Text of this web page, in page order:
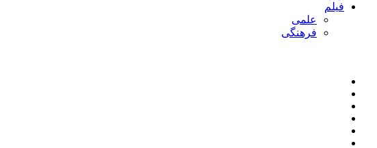
فیلم
علمی
فرهنگی